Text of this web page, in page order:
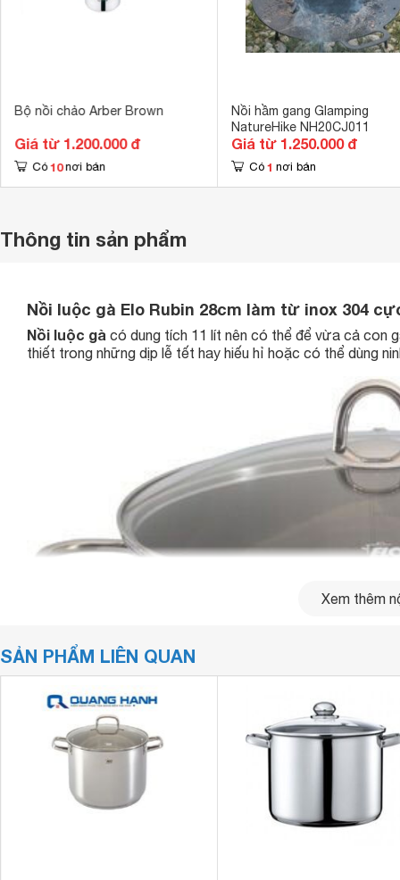
Bộ nồi chảo Arber Brown
Giá từ 1.200.000 đ
Có 10 nơi bán
Nồi hầm gang Glamping
NatureHike NH20CJ011
Giá từ 1.250.000 đ
Có 1 nơi bán
Thông tin sản phẩm
Nồi luộc gà Elo Rubin 28cm làm từ inox 304
Nồi luộc gà có dung tích 11 lít nên có thể để vừa cả con
thiết trong những dịp lễ tết hay hiếu hỉ hoặc có thể dùng
Xem thêm
SẢN PHẨM LIÊN QUAN